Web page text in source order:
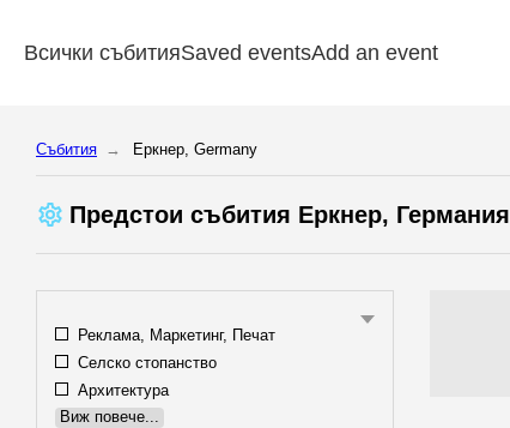
Всички събитияSaved eventsAdd an event
Cъбития Еркнер, Germany
Предстои cъбития Еркнер, Германия
Реклама, Маркетинг, Печат
Селско стопанство
Архитектура
Виж повече...